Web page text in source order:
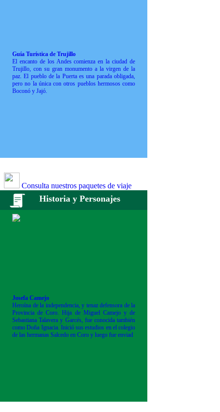
Guía Turística de Trujillo
El encanto de los Andes comienza en la ciudad de
Trujillo, con su gran monumento a la virgen de la
paz. El pueblo de la Puerta es una parada obligada,
pero no la única con otros pueblos hermosos como
Boconó y Jajó.
Consulta nuestros paquetes de viaje
Historia y Personajes
Josefa Camejo
Heroína de la independencia, y tenaz defensora de la
Provincia de Coro. Hija de Miguel Camejo y de
Sebastiana Talavera y Garcés, fue conocida también
como Doña Ignacia. Inició sus estudios en el colegio
de las hermanas Salcedo en Coro y luego fue enviad